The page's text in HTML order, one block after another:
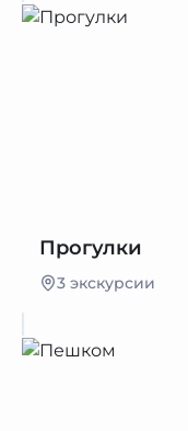
Прогулки
3 экскурсии